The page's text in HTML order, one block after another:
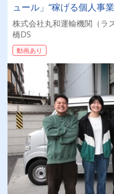
ュール」“稼げる個人事
定申告など充実のサポー
株式会社丸和運輸機関（ラ
橋DS
動画あり